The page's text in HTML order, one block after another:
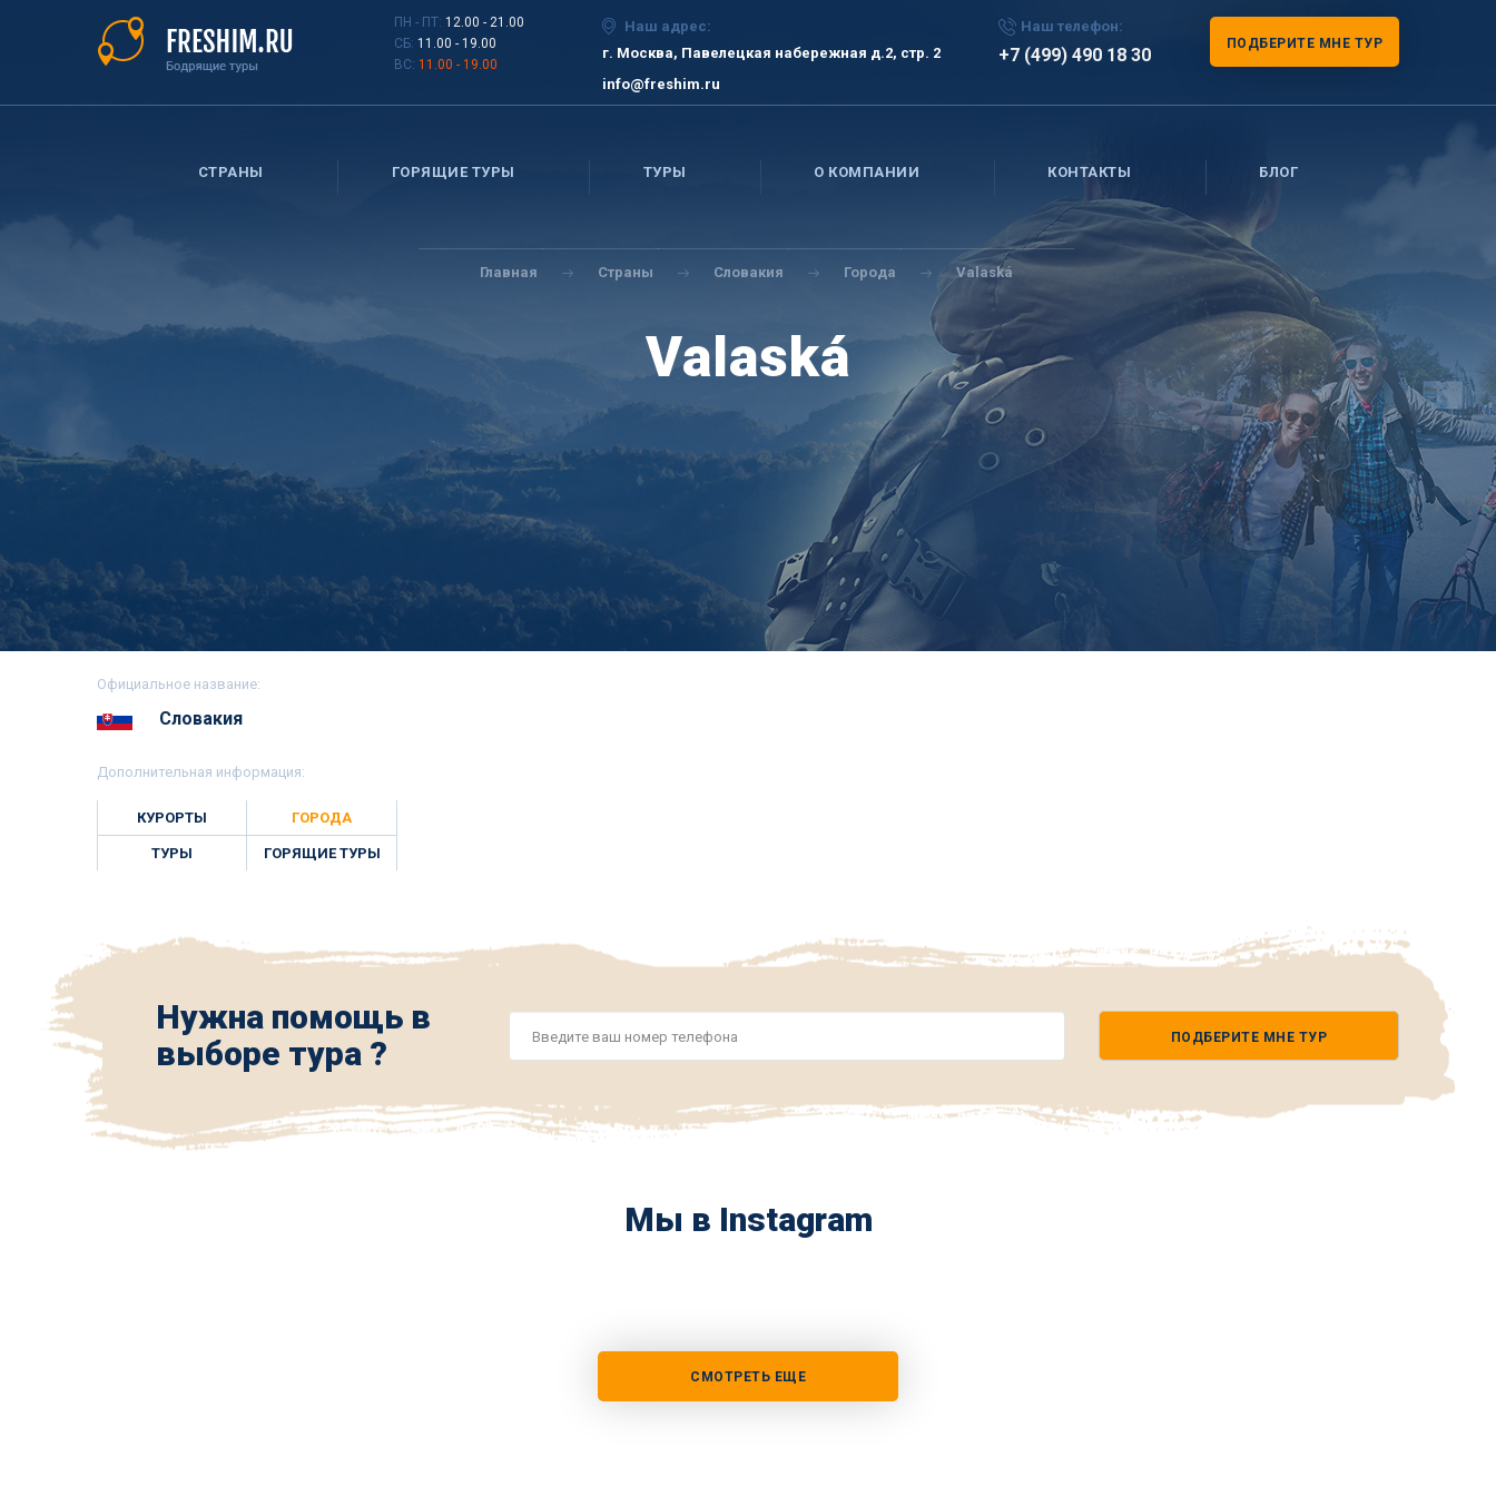
ПН - ПТ: 12.00 - 21.00
СБ: 11.00 - 19.00
ВС: 11.00 - 19.00
Наш адрес:
г. Москва, Павелецкая набережная д.2, стр. 2
info@freshim.ru
Наш телефон:
+7 (499) 490 18 30
ПОДБЕРИТЕ МНЕ ТУР
СТРАНЫ ГОРЯЩИЕ ТУРЫ ТУРЫ О КОМПАНИИ КОНТАКТЫ БЛОГ
Вы
здесь
Главная Страны Словакия Города Valaská
Valaská
Официальное название:
Словакия
Дополнительная информация:
КУРОРТЫ ГОРОДА
ТУРЫ ГОРЯЩИЕ ТУРЫ
Нужна помощь в
выборе тура ?
*
ПОДБЕРИТЕ МНЕ ТУР
Мы в Instagram
СМОТРЕТЬ ЕЩЕ